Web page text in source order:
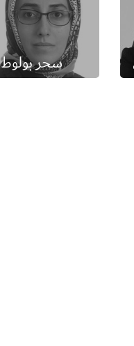
سحر بولوط